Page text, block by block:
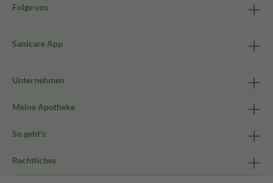
Folge uns
Sanicare App
Unternehmen
Meine Apotheke
So geht's
Rechtliches